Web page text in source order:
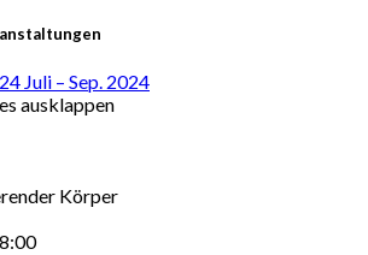
Juli – Sep. 2024
ausklappen
Körper